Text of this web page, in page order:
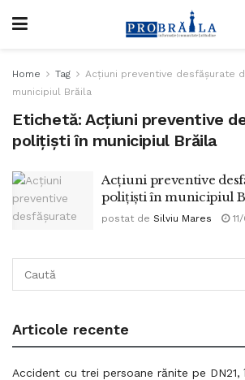
Home Tag
Acţiuni preventive desfăşurate
municipiul Brăila
Etichetă: Acţiuni preventive
poliţişti în municipiul Brăila
Acţiuni preventive
poliţişti în municipiul
postat de Silviu Mares
Articole recente
Accident cu trei persoane rănite pe